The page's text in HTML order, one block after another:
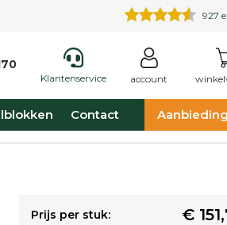
927
Klantenservice account
Contact
Prijs per stuk: €